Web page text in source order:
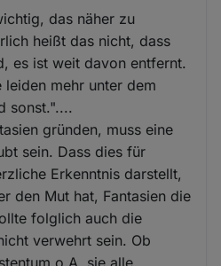
das näher zu
heißt das nicht, dass
es ist weit davon entfernt.
leiden mehr unter dem
sonst."....
gründen, muss eine
sein. Dass dies für
Erkenntnis darstellt,
den Mut hat, Fantasien die
folglich auch die
verwehrt sein. Ob